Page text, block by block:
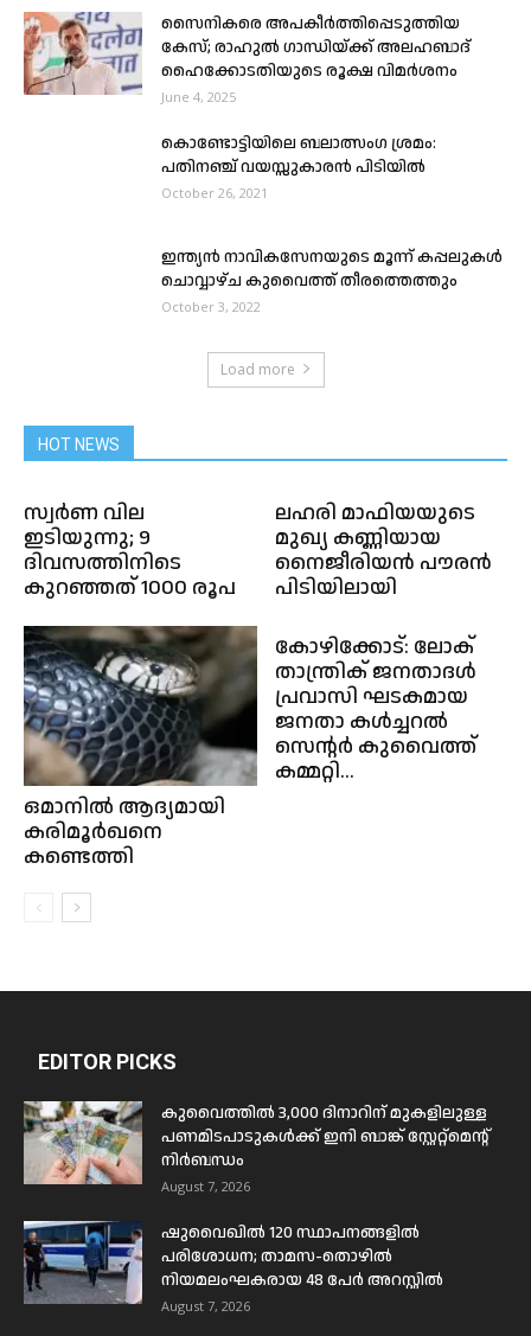
സൈനികരെ അപകീർത്തിപ്പെടുത്തിയ
കേസ്; രാഹുല്‍ ഗാന്ധിയ്ക്ക് അലഹബാദ്
ഹൈക്കോടതിയുടെ രൂക്ഷ വിമർശനം
June 4, 2025
കൊണ്ടോട്ടിയിലെ ബലാത്സംഗ ശ്രമം:
പതിനഞ്ച് വയസ്സുകാരൻ പിടിയിൽ
October 26, 2021
ഇന്ത്യൻ നാവികസേനയുടെ മൂന്ന് കപ്പലുകൾ
ചൊവ്വാഴ്ച കുവൈത്ത് തീരത്തെത്തും
October 3, 2022
Load more
HOT NEWS
സ്വര്‍ണ വില
ഇടിയുന്നു; 9
ദിവസത്തിനിടെ
കുറഞ്ഞത് 1000 രൂപ
ലഹരി മാഫിയയുടെ
മുഖ്യ കണ്ണിയായ
നൈജീരിയൻ പൗരൻ
പിടിയിലായി
ഒമാനിൽ ആദ്യമായി
കരിമൂർഖനെ
കണ്ടെത്തി
കോഴിക്കോട്: ലോക്
താന്ത്രിക് ജനതാദൾ
പ്രവാസി ഘടകമായ
ജനതാ കൾച്ചറൽ
സെൻ്റർ കുവൈത്ത്
കമ്മറ്റി...
EDITOR PICKS
കുവൈത്തിൽ 3,000 ദിനാറിന് മുകളിലുള്ള
പണമിടപാടുകൾക്ക് ഇനി ബാങ്ക് സ്റ്റേറ്റ്മെന്റ്
നിർബന്ധം
August 7, 2026
ഷുവൈഖിൽ 120 സ്ഥാപനങ്ങളിൽ
പരിശോധന; താമസ-തൊഴിൽ
നിയമലംഘകരായ 48 പേർ അറസ്റ്റിൽ
August 7, 2026